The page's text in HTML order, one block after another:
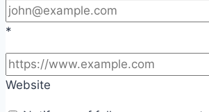
*
Website